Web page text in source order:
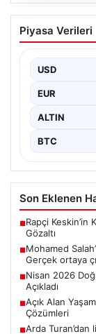
Mohamed
gündem
Piyasa Verileri
USD
EUR
ALTIN
BTC
Son Eklenen
■Rapçi Keskin’in
Gözaltı
■Mohamed
Gerçek ortaya
■Nisan 2026
Açıkladı
■Açık Alan
Çözümleri
■Arda